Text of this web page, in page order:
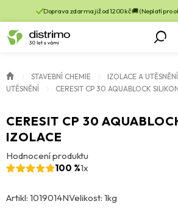
Doprava zdarma již od 1200 kč 🚚 (Neplatí pro
STAVEBNÍ CHEMIE IZOLACE A UTĚSNĚNÍ
UTĚSNĚNÍ
CERESIT CP 30 AQUABLOCK
CERESIT CP 30
IZOLACE
Hodnocení produktu
100 %1x
Artikl: 1019014NVelikost: 1kg